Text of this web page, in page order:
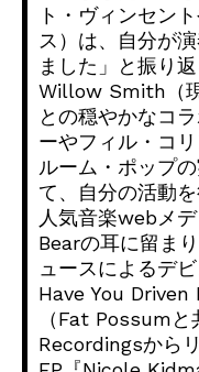
ト・ヴィンセン
ス）は、 自分が
ました」と振り返
Willow Smith（
との穏やかなコ
ーやフィル・ コ
ルーム・ ポップ
て、 自分の活動を
人気音楽webメ
Bearの耳に留ま
ュースによるデ
Have You Driven
（Fat Possum
Recordingsから